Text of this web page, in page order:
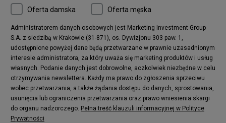
Oferta damska Oferta męska
Administratorem danych osobowych jest Marketing Investment Group
S.A. z siedzibą w Krakowie (31-871), os. Dywizjonu 303 paw. 1,
udostępnione powyżej dane będą przetwarzane w prawnie uzasadnionym
interesie administratora, za który uważa się marketing produktów i usług
własnych. Podanie danych jest dobrowolne, aczkolwiek niezbędne w celu
otrzymywania newslettera. Każdy ma prawo do zgłoszenia sprzeciwu
wobec przetwarzania, a także żądania dostępu do danych, sprostowania,
usunięcia lub ograniczenia przetwarzania oraz prawo wniesienia skargi
do organu nadzorczego. Pełna treść klauzuli informacyjnej w Polityce
Prywatności